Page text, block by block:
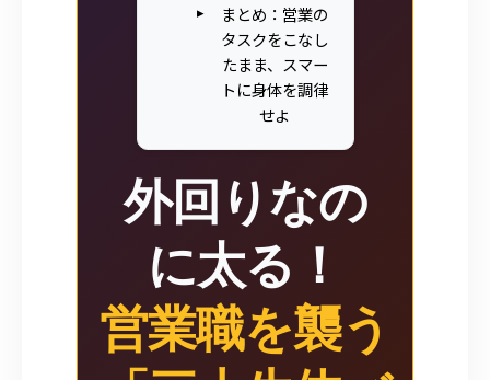
まとめ：営業の
タスクをこなし
たまま、スマー
トに身体を調律
せよ
外回りなの
に太る！
営業職を襲う